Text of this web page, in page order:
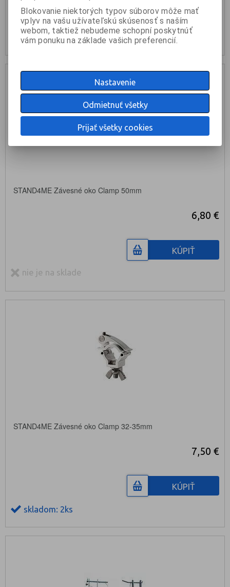
KÚPIŤ
skladom: 2ks
STAND4ME Závesné oko Clamp 50mm
6,80 €
KÚPIŤ
nie je na sklade
STAND4ME Závesné oko Clamp 32-35mm
7,50 €
KÚPIŤ
skladom: 2ks
Blokovanie niektorých typov súborov môže mať
vplyv na vašu užívateľskú skúsenosť s naším
webom, taktiež nebudeme schopní poskytnúť
vám ponuku na základe vašich preferencií.
Nastavenie
Odmietnuť všetky
Prijať všetky cookies